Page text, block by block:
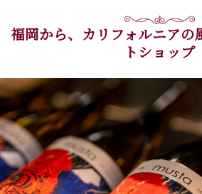
福岡から、カリフォルニアの
トショップ